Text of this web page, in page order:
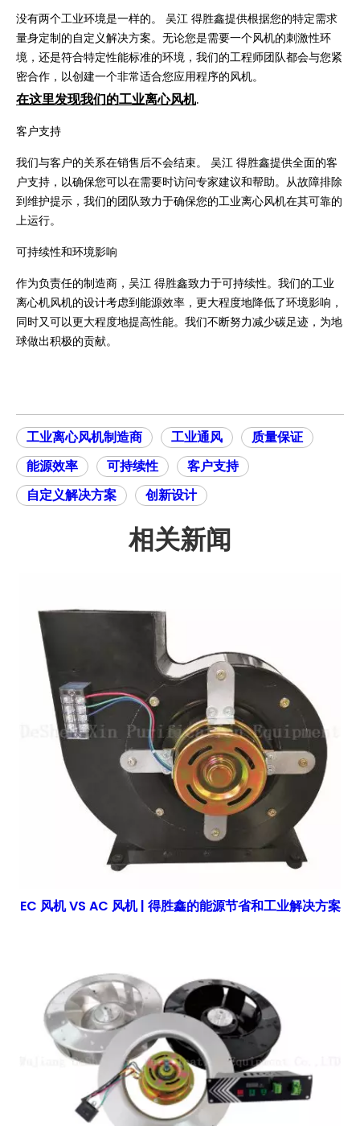
没有两个工业环境是一样的。 吴江 得胜鑫提供根据您的特定需求
量身定制的自定义解决方案。无论您是需要一个风机的刺激性环
境，还是符合特定性能标准的环境，我们的工程师团队都会与您紧
密合作，以创建一个非常适合您应用程序的风机。
在这里发现我们的工业离心风机.
客户支持
我们与客户的关系在销售后不会结束。 吴江 得胜鑫提供全面的客
户支持，以确保您可以在需要时访问专家建议和帮助。从故障排除
到维护提示，我们的团队致力于确保您的工业离心风机在其可靠的
上运行。
可持续性和环境影响
作为负责任的制造商，吴江 得胜鑫致力于可持续性。我们的工业
离心机风机的设计考虑到能源效率，更大程度地降低了环境影响，
同时又可以更大程度地提高性能。我们不断努力减少碳足迹，为地
球做出积极的贡献。
工业离心风机制造商 工业通风
质量保证
能源效率
可持续性
客户支持
自定义解决方案
创新设计
相关新闻
EC 风机 VS AC 风机 | 得胜鑫的能源节省和工业解决方案